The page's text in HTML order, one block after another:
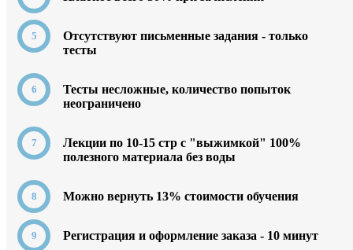
Отсутствуют письменные задания - только
тесты
Тесты несложные, количество попыток
неограничено
Лекции по 10-15 стр с "выжимкой" 100%
полезного материала без воды
Можно вернуть 13% стоимости обучения
Регистрация и оформление заказа - 10 минут